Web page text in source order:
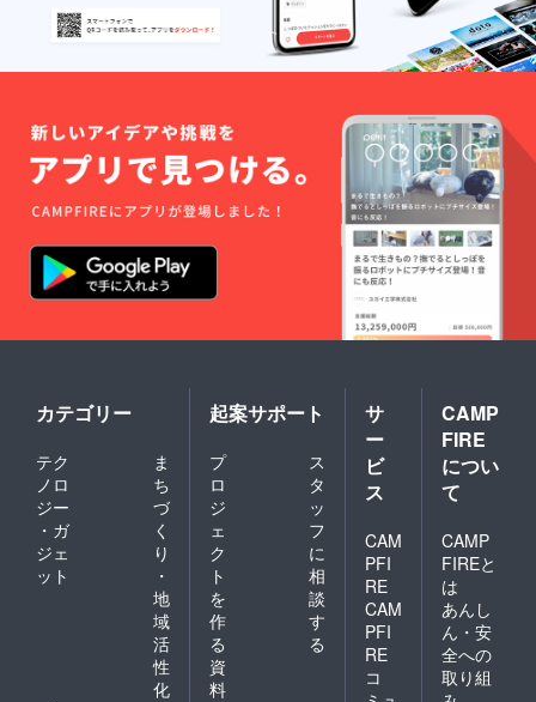
カテゴリー
テク
ノロ
ジー
・ガ
ジェ
ット
ま
ち
づ
く
り
・
地
域
活
性
化
起案サポート
プ
ロ
ジ
ェ
ク
ト
を
作
る
ス
タ
ッ
フ
に
相
談
す
る
資
料
サ
ー
ビ
ス
CAM
PFI
RE
CAM
PFI
RE
コ
CAMP
FIRE
につい
て
CAMP
FIREと
は
あんし
ん・安
全への
取り組